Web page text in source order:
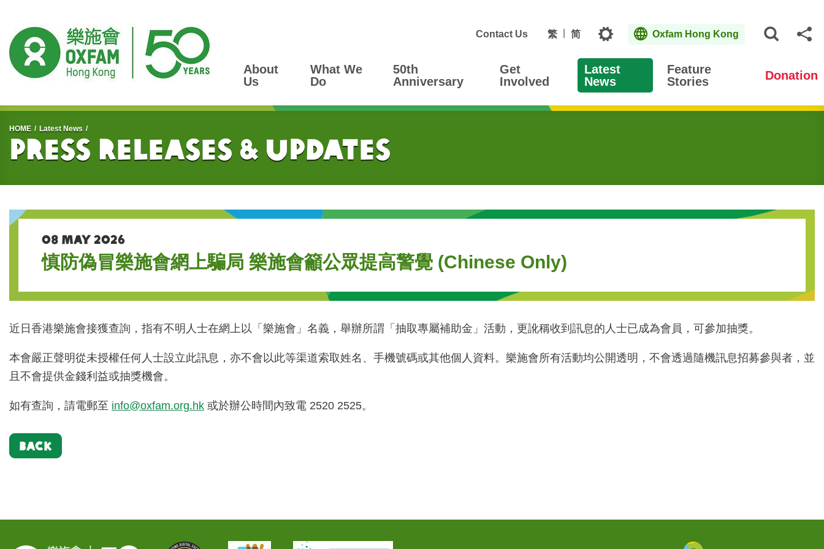
Contact Us 繁 简 Topics Oxfam Hong Kong
About
Us
What We
Do
50th
Anniversary
Get
Involved
Latest
News
Feature
Stories
Donation
Start main content
HOME Latest News
Press Releases & Updates
08 MAY 2026
慎防偽冒樂施會網上騙局 樂施會籲公眾提高警覺 (Chinese Only)
近日香港樂施會接獲查詢，指有不明人士在網上以「樂施會」名義，舉辦所謂「抽取專屬補助金」活動，更訛稱收到訊息的人士已成為會員，可參加抽獎。
本會嚴正聲明從未授權任何人士設立此訊息，亦不會以此等渠道索取姓名、手機號碼或其他個人資料。樂施會所有活動均公開透明，不會透過隨機訊息招募參與者，並
且不會提供金錢利益或抽獎機會。
如有查詢，請電郵至 info@oxfam.org.hk 或於辦公時間內致電 2520 2525。
BACK